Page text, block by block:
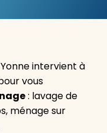
Yonne intervient à
vous
: lavage de
ménage sur